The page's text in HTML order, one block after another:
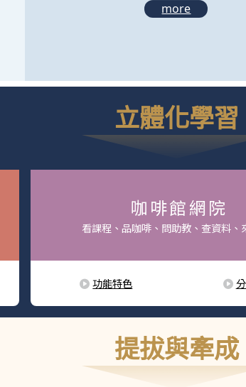
more
立體化學習
咖啡館網院
看課程、品咖啡、問助教、查資料、
功能特色
提拔與牽成